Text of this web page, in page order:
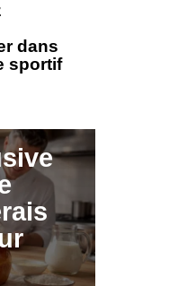
dans
sportif